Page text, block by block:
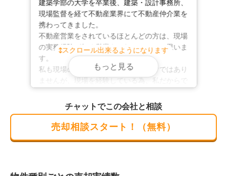
ますが、売却の仕組みや流れ、
今後、気を付けなければならない、様々な事を短期間に
学び、決断をする必要があります。
お時間は頂戴してしまいますが、不動産売却に関わる
事、できるだけ多くの事をお客様へお伝え・共有し査定
から販売開始まで打合せを重ねて対応させていただきま
大切な不動産のご売却を始める所から、お引渡しまで、
そしてその後の新しい生活の中でも日々お力添えができ
る関係を築いておりますので、
きるご提案やアドバイスがあります。
建築学部の大学を卒業後、建築・設計事務所、
現場監督を経て不動産業界にて不動産仲介業を
携わってきました。
不動産営業をされているほとんどの方は、現場
の実務経験が無く営業をされているかと思いま
す。
私も現場の実務経験が豊富というわけではあり
ませんが、現場を経験している為、私だからで
私が担当で良かった！と言っていただける信頼
関係やサービスを提供させていただきます。
スクロール出来るようになります
もっと見る
チャットでこの会社と相談
売却相談スタート！（無料）